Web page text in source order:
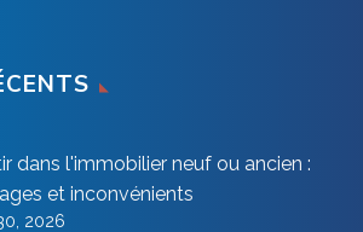
dans l'immobilier neuf ou ancien :
et inconvénients
2026